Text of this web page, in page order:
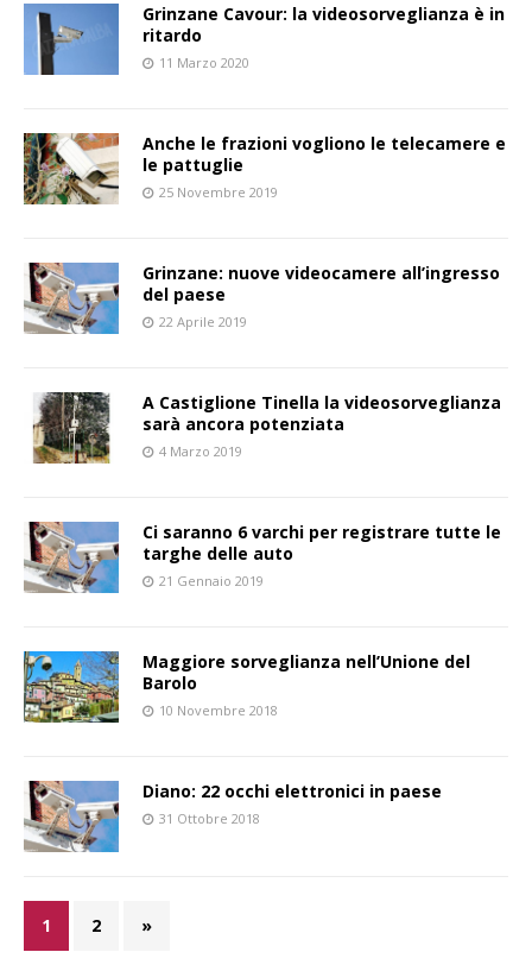
Grinzane Cavour: la videosorveglianza è in
ritardo
11 Marzo 2020
Anche le frazioni vogliono le telecamere e
le pattuglie
25 Novembre 2019
Grinzane: nuove videocamere all’ingresso
del paese
22 Aprile 2019
A Castiglione Tinella la videosorveglianza
sarà ancora potenziata
4 Marzo 2019
Ci saranno 6 varchi per registrare tutte le
targhe delle auto
21 Gennaio 2019
Maggiore sorveglianza nell’Unione del
Barolo
10 Novembre 2018
Diano: 22 occhi elettronici in paese
31 Ottobre 2018
1 2 »